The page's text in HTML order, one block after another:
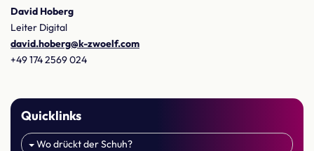
David Hoberg
Leiter Digital
david.hoberg@k-zwoelf.com
+49 174 2569 024
Quicklinks
Wo drückt der Schuh?